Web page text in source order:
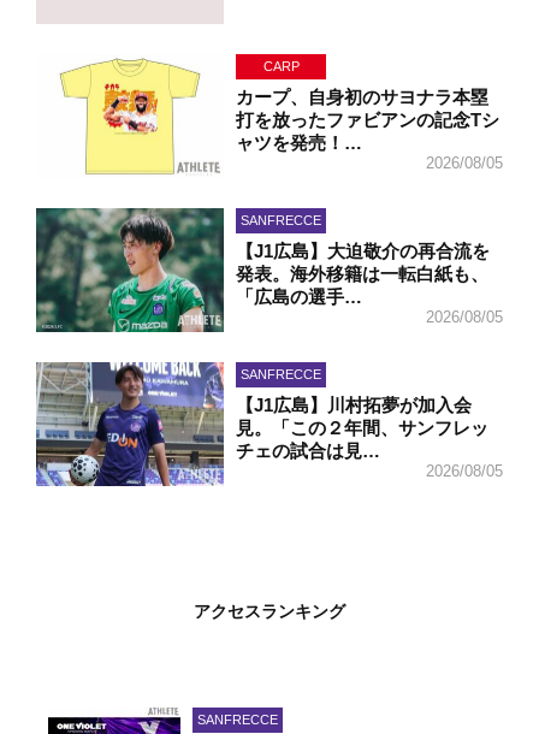
CARP
カープ、自身初のサヨナラ本塁
打を放ったファビアンの記念Tシ
ャツを発売！…
2026/08/05
SANFRECCE
【J1広島】大迫敬介の再合流を
発表。海外移籍は一転白紙も、
「広島の選手…
2026/08/05
SANFRECCE
【J1広島】川村拓夢が加入会
見。「この２年間、サンフレッ
チェの試合は見…
2026/08/05
アクセスランキング
SANFRECCE